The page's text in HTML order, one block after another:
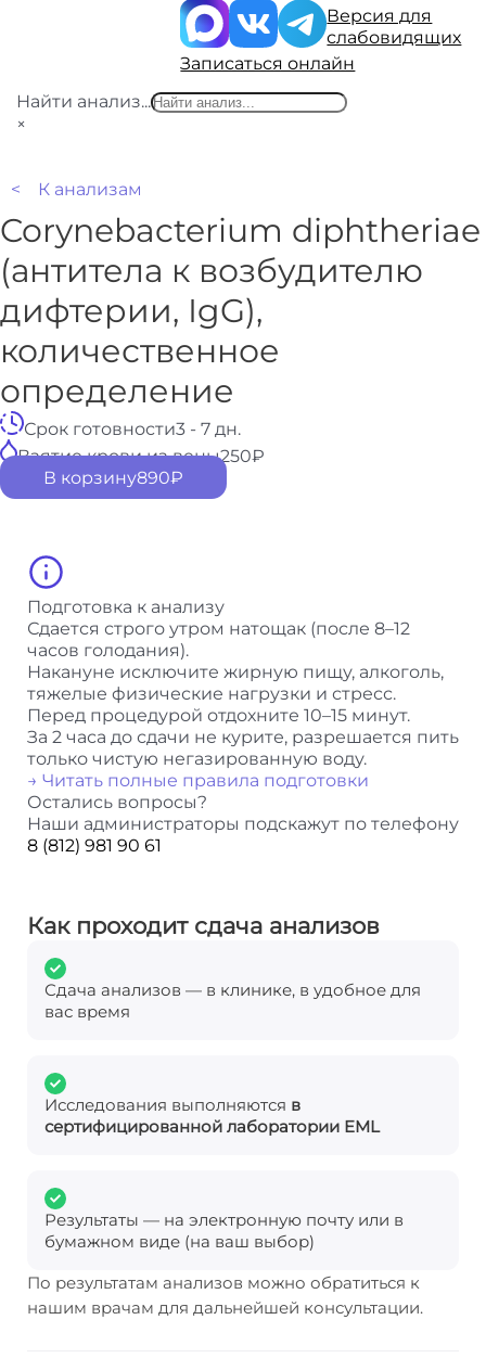
Версия для
слабовидящих
Записаться онлайн
Найти анализ...
×
< К анализам
Corynebacterium diphtheriae
(антитела к возбудителю
дифтерии, IgG),
количественное
определение
Срок готовности3 - 7 дн.
Взятие крови из вены250₽
В корзину890₽
Подготовка к анализу
Сдается строго утром натощак (после 8–12
часов голодания).
Накануне исключите жирную пищу, алкоголь,
тяжелые физические нагрузки и стресс.
Перед процедурой отдохните 10–15 минут.
За 2 часа до сдачи не курите, разрешается пить
только чистую негазированную воду.
→ Читать полные правила подготовки
Остались вопросы?
Наши администраторы подскажут по телефону
8 (812) 981 90 61
Как проходит сдача анализов
Сдача анализов — в клинике, в удобное для
вас время
Исследования выполняются в
сертифицированной лаборатории EML
Результаты — на электронную почту или в
бумажном виде (на ваш выбор)
По результатам анализов можно обратиться к
нашим врачам для дальнейшей консультации.